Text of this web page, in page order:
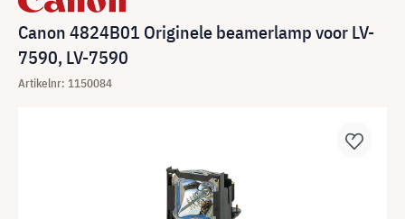
Canon 4824B01 Originele beamerlamp voor LV-
7590, LV-7590
Artikelnr: 1150084